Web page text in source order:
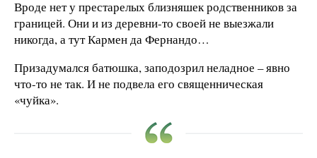
Вроде нет у престарелых близняшек родственников за
границей. Они и из деревни-то своей не выезжали
никогда, а тут Кармен да Фернандо…
Призадумался батюшка, заподозрил неладное – явно
что-то не так. И не подвела его священническая
«чуйка».